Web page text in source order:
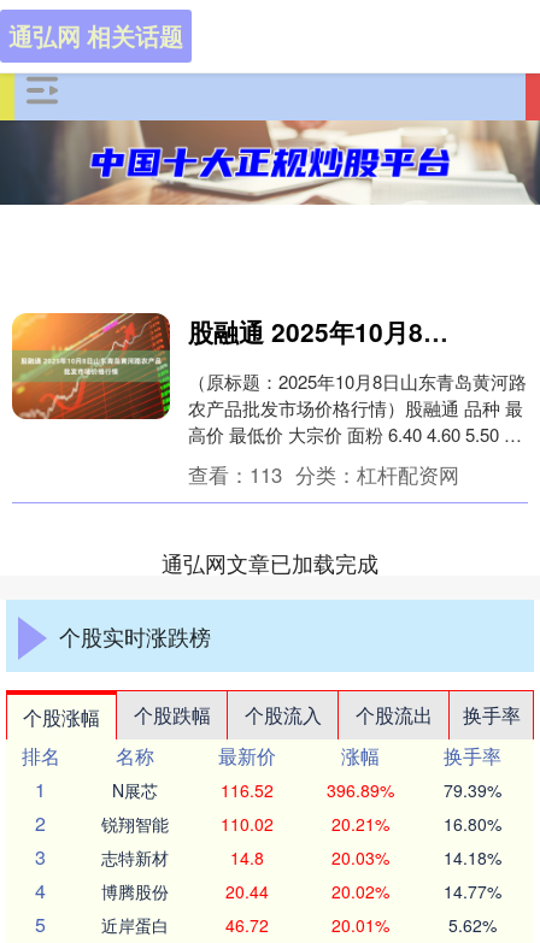
通弘网 相关话题
股融通 2025年10月8日山东青岛黄河路农产品批发市场价格行情
（原标题：2025年10月8日山东青岛黄河路
农产品批发市场价格行情）股融通 品种 最
高价 最低价 大宗价 面粉 6.40 4.60 5.50 大
米 8.60 6....
查看： 113 分类： 杠杆配资网
通弘网文章已加载完成
个股实时涨跌榜
个股涨幅 个股跌幅 个股流入 个股流出
换手率
排名
名称 最新价 涨幅
换手率
1
N展芯 116.52 396.89% 79.39%
2 锐翔智能 110.02 20.21% 16.80%
3 志特新材 14.8 20.03% 14.18%
4 博腾股份 20.44 20.02% 14.77%
5 近岸蛋白 46.72 20.01% 5.62%